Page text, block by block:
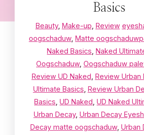
Basics
Beauty, Make-up Review
oogschaduw, Matte
Naked Basics Naked
Oogschaduw, Oogschaduw
Review UD Naked Review Urban
Ultimate Basics Review Urban
Basics UD Naked UD Naked
Urban Decay, Urban Decay
Decay matte oogschaduw, Urban